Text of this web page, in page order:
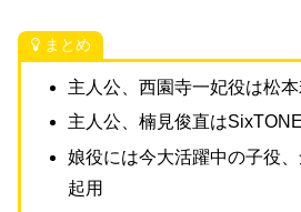
まとめ
主人公、西園寺一妃役は松
主人公、楠見俊直は
娘役には今大活躍中の子役
起用